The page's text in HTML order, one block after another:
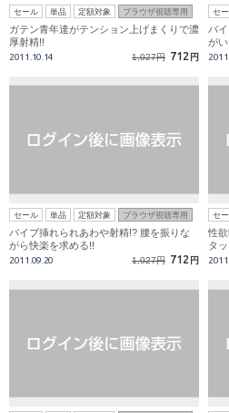
セール 単品 定額対象 ブラウザ視聴専用
ガテン青年達がテンション上げまくりで濃
厚射精!!
2011.10.14 1,027円 712 円
セ
バ
が
セール 単品 定額対象 ブラウザ視聴専用
バイブ挿れられあわや射精!? 腰を振りな
がら快楽を求める!!
2011.09.20 1,027円 712 円
セ
性
タ